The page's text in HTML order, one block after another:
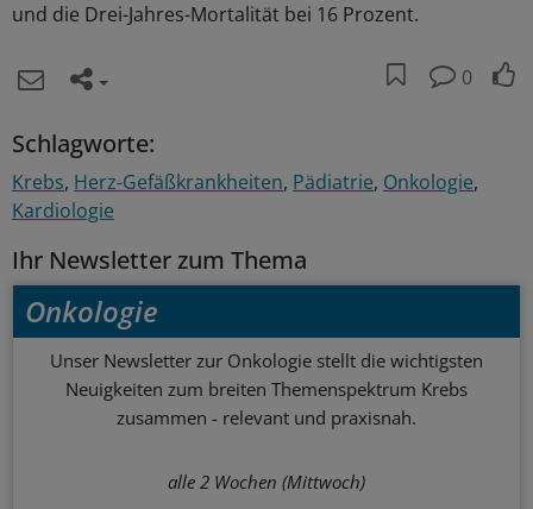
und die Drei-Jahres-Mortalität bei 16 Prozent.
0
Schlagworte:
Krebs Herz-Gefäßkrankheiten Pädiatrie Onkologie
Kardiologie
Ihr Newsletter zum Thema
Onkologie
Unser Newsletter zur Onkologie stellt die wichtigsten
Neuigkeiten zum breiten Themenspektrum Krebs
zusammen - relevant und praxisnah.
alle 2 Wochen (Mittwoch)